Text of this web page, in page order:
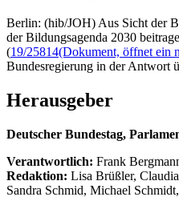
Berlin: (hib/JOH) Aus Sicht der
der Bildungsagenda 2030
(19/25814(Dokument, öffnet ein
Bundesregierung in der Antwort
Herausgeber
Deutscher Bundestag,
Verantwortlich: Frank
Redaktion: Lisa Brüßler,
Sandra Schmid, Michael